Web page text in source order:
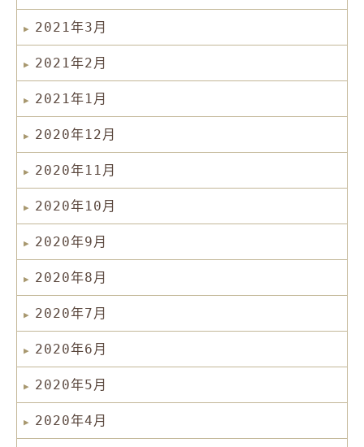
2021年3月
2021年2月
2021年1月
2020年12月
2020年11月
2020年10月
2020年9月
2020年8月
2020年7月
2020年6月
2020年5月
2020年4月